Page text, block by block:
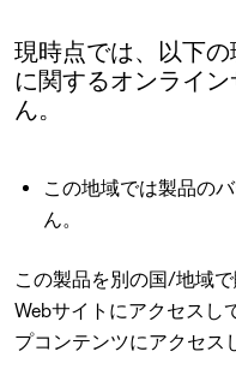
現時点では、以下
に関するオンライ
ん。
この地域では製品の
ん。
この製品を別の国/地域
Webサイトにアクセスし
プコンテンツにアクセス